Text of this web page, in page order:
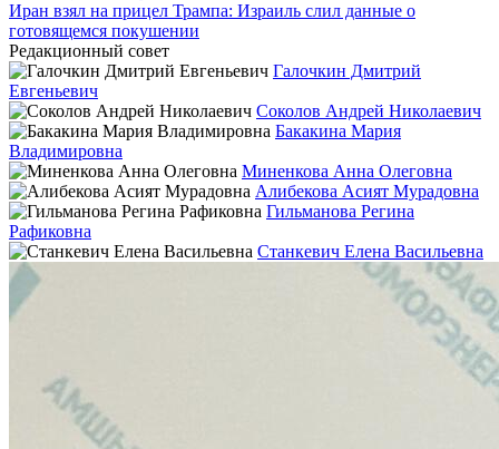
Иран взял на прицел Трампа: Израиль слил данные о
готовящемся покушении
Редакционный совет
Галочкин Дмитрий
Евгеньевич
Соколов Андрей Николаевич
Бакакина Мария
Владимировна
Миненкова Анна Олеговна
Алибекова Асият Мурадовна
Гильманова Регина
Рафиковна
Станкевич Елена Васильевна